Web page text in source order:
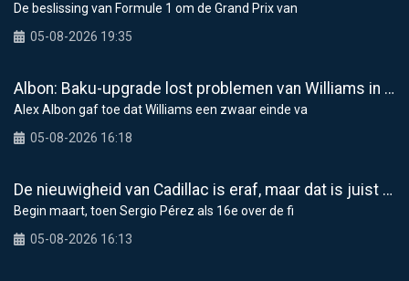
De beslissing van Formule 1 om de Grand Prix van
05-08-2026 19:35
Albon: Baku-upgrade lost problemen van Williams in F1 2026 niet op
Alex Albon gaf toe dat Williams een zwaar einde va
05-08-2026 16:18
De nieuwigheid van Cadillac is eraf, maar dat is juist een compliment
Begin maart, toen Sergio Pérez als 16e over de fi
05-08-2026 16:13